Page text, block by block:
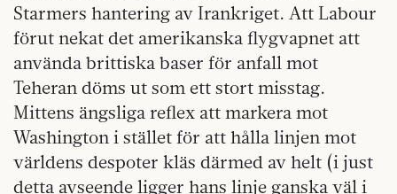
Starmers hantering av Irankriget. Att Labour
förut nekat det amerikanska flygvapnet att
använda brittiska baser för anfall mot
Teheran döms ut som ett stort misstag.
Mittens ängsliga reflex att markera mot
Washington i stället för att hålla linjen mot
världens despoter kläs därmed av helt (i just
detta avseende ligger hans linje ganska väl i